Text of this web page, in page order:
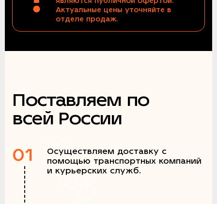
Актуальные цены уточняйте в
отделе продаж.
Поставляем по
всей России
01
Осуществляем доставку с
помощью транспортных компаний
и курьерских служб.